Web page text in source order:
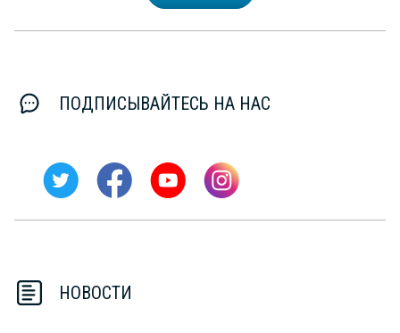
ПОДПИСЫВАЙТЕСЬ НА НАС
НОВОСТИ